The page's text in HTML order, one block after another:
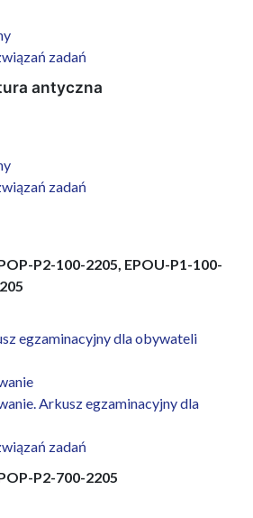
zadań
antyczna
zadań
P2-100-2205, EPOU-P1-100-
egzaminacyjny dla obywateli
Arkusz egzaminacyjny dla
zadań
P2-700-2205